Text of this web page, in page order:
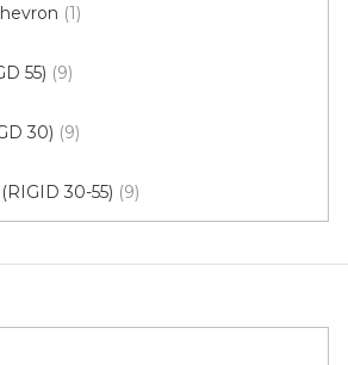
1
55) 9
30) 9
30-55) 9
U vás za 4-10 dní